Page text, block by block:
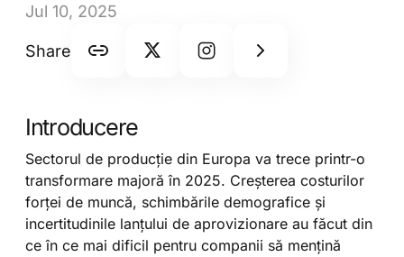
Jul 10, 2025
Share
Introducere
Sectorul de producție din Europa va trece printr-o
transformare majoră în 2025. Creșterea costurilor
forței de muncă, schimbările demografice și
incertitudinile lanțului de aprovizionare au făcut din
ce în ce mai dificil pentru companii să mențină